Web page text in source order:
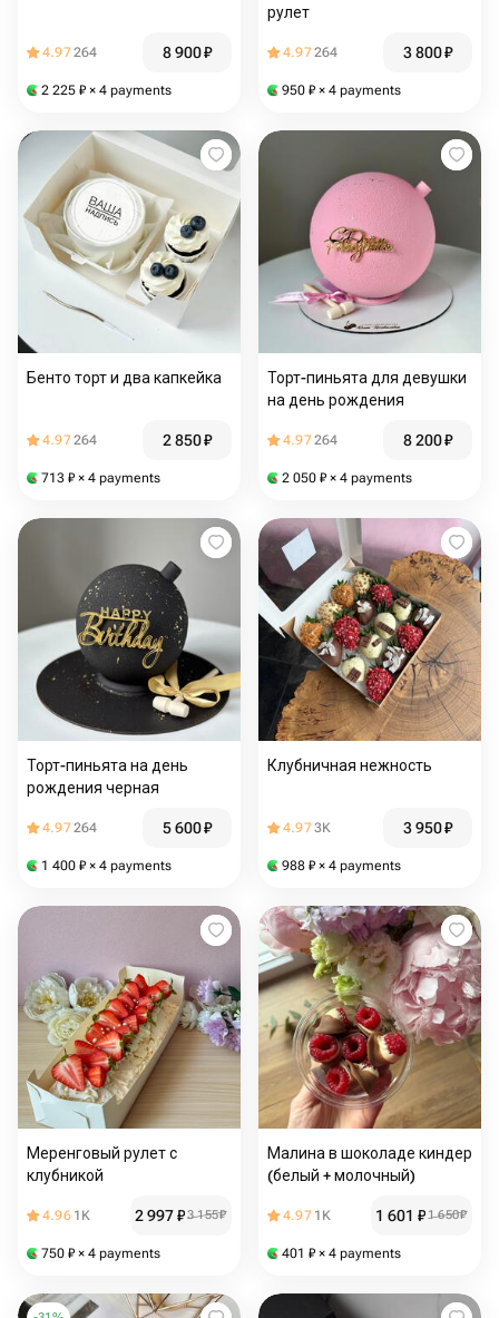
4.97264 8 900₽
2 225 ₽ × 4 payments
рулет
4.97264 3 800₽
950 ₽ × 4 payments
Бенто торт и два капкейка
4.97264 2 850₽
713 ₽ × 4 payments
Торт-пиньята для девушки
на день рождения
4.97264 8 200₽
2 050 ₽ × 4 payments
Торт-пиньята на день
рождения черная
4.97264 5 600₽
1 400 ₽ × 4 payments
Клубничная нежность
4.973K 3 950₽
988 ₽ × 4 payments
Меренговый рулет с
клубникой
4.96 1K 2 997₽3 155₽
750 ₽ × 4 payments
Малина в шоколаде киндер
(белый + молочный)
4.97 1K 1 601 ₽1 650₽
401 ₽ × 4 payments